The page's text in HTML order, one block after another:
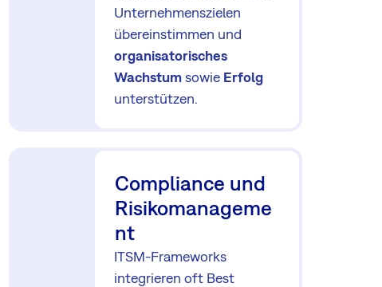
Unternehmenszielen
übereinstimmen und
organisatorisches
Wachstumsowie Erfolg
unterstützen.
Compliance und
Risikomanageme
nt
ITSM-Frameworks
integrieren oft Best